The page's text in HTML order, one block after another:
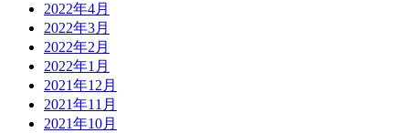
2022年4月
2022年3月
2022年2月
2022年1月
2021年12月
2021年11月
2021年10月